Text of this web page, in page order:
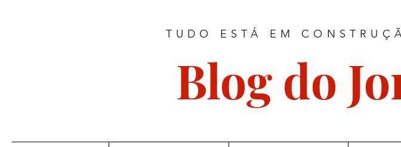
TUDO ESTÁ EM
Blog do